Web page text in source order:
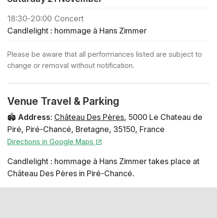
🎁 Offre une carte-cadeau à tes amis et à ta famille en
cliquant ici
ProgrammeTime de Inception This Land de Le Roi Lion
Zooster's Breakout de Madagascar Supermarine de
Woman Cornfield Chase de Interstellar Suite de Dune
Gladiator Suite Discombobulate de Sherlock Holmes
Suite de Pirates des Caraïbes Flight de Man of Steel
Artistes Quatuor à cordes - Ensemble Paname Plan de
18:30-20:00 Concert
Candlelight : hommage à Hans Zimmer
Please be aware that all performances listed are subject to
change or removal without notification.
Venue Travel & Parking
🏟️ Address: Château Des Pères, 5000 Le Chateau de
Piré, Piré-Chancé, Bretagne, 35150, France
Directions in Google Maps
Candlelight : hommage à Hans Zimmer takes place at
Château Des Pères in Piré-Chancé.